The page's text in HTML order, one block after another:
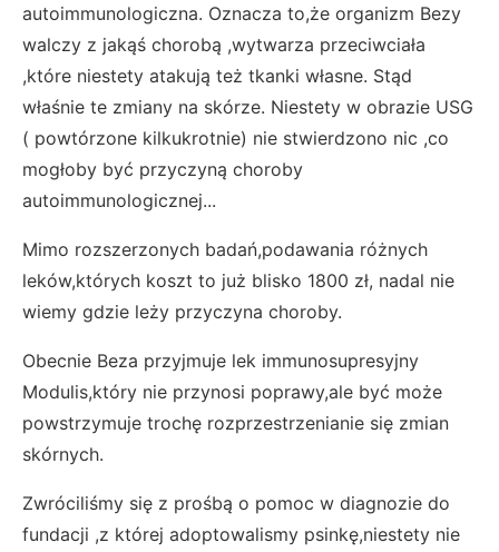
autoimmunologiczna. Oznacza to,że organizm Bezy
walczy z jakąś chorobą ,wytwarza przeciwciała
,które niestety atakują też tkanki własne. Stąd
właśnie te zmiany na skórze. Niestety w obrazie USG
( powtórzone kilkukrotnie) nie stwierdzono nic ,co
mogłoby być przyczyną choroby
autoimmunologicznej...
Mimo rozszerzonych badań,podawania różnych
leków,których koszt to już blisko 1800 zł, nadal nie
wiemy gdzie leży przyczyna choroby.
Obecnie Beza przyjmuje lek immunosupresyjny
Modulis,który nie przynosi poprawy,ale być może
powstrzymuje trochę rozprzestrzenianie się zmian
skórnych.
Zwróciliśmy się z prośbą o pomoc w diagnozie do
fundacji ,z której adoptowalismy psinkę,niestety nie